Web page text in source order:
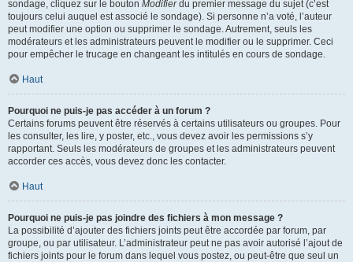
sondage, cliquez sur le bouton Modifierdu premier message du sujet (c’est
toujours celui auquel est associé le sondage). Si personne n’a voté, l’auteur
peut modifier une option ou supprimer le sondage. Autrement, seuls les
modérateurs et les administrateurs peuvent le modifier ou le supprimer. Ceci
pour empêcher le trucage en changeant les intitulés en cours de sondage.
Haut
Pourquoi ne puis-je pas accéder à un forum ?
Certains forums peuvent être réservés à certains utilisateurs ou groupes. Pour
les consulter, les lire, y poster, etc., vous devez avoir les permissions s’y
rapportant. Seuls les modérateurs de groupes et les administrateurs peuvent
accorder ces accès, vous devez donc les contacter.
Haut
Pourquoi ne puis-je pas joindre des fichiers à mon message ?
La possibilité d’ajouter des fichiers joints peut être accordée par forum, par
groupe, ou par utilisateur. L’administrateur peut ne pas avoir autorisé l’ajout de
fichiers joints pour le forum dans lequel vous postez, ou peut-être que seul un